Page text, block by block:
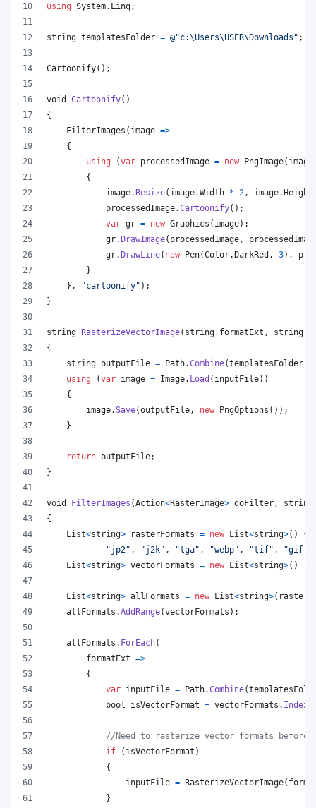
using System. Linq;
string templatesFolder = @"c:\Users\USER\Downloads" ;
Cartoonify( ) ;
void Cartoonify( )
{
FilterImages ( image =>
{
using
(var processedImage = new PngImage( image
{
image.Resize( image.Width * 2 , image.Height
processedImage.Cartoonify( ) ;
var gr = new Graphics ( image) ;
gr.DrawImage( processedImage ,
gr.DrawLine( new Pen(Color.DarkRed , 3) ,
}
} , "cartoonify" ) ;
}
string RasterizeVectorImage( string formatExt , string
{
string outputFile = Path.Combine(templatesFolder
using
(var image = Image. Load ( inputFile) )
{
image.Save(outputFile , new PngOptions ( ) ) ;
}
return outputFile;
}
void FilterImages (Action<RasterImage> doFilter ,
string
{
List<string> rasterFormats = new List<string>( ) {
"jp2" , "j2k" , "tga" , "webp" , "tif" , "gif"
List<string> vectorFormats = new List<string>( ) {
List<string> allFormats = new List<string>(
allFormats .AddRange(vectorFormats ) ;
allFormats . ForEach(
        formatExt
=>
{
var inputFile = Path.Combine(
bool
isVectorFormat = vectorFormats .
//Need to rasterize vector formats before
if
( isVectorFormat )
{
inputFile = RasterizeVectorImage(
}